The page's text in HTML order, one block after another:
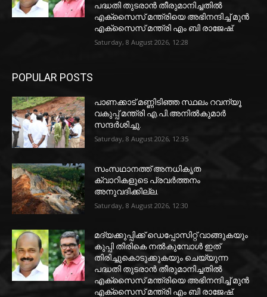
പദ്ധതി തുടരാന്‍ തീരുമാനിച്ചതില്‍
എക്‌സൈസ് മന്ത്രിയെ അഭിനന്ദിച്ച് മുന്‍
എക്‌സൈസ് മന്ത്രി എം ബി രാജേഷ്.
Saturday, 8 August 2026, 12:28
POPULAR POSTS
പാണക്കാട് മണ്ണിടിഞ്ഞ സ്ഥലം റവന്യൂ
വകുപ്പ് മന്ത്രി എ.പി.അനിൽകുമാർ
സന്ദർശിച്ചു.
Saturday, 8 August 2026, 12:35
സംസഥാനത്ത് അനധികൃത
ക്വാറികളുടെ പ്രവര്‍ത്തനം
അനുവദിക്കില്ല.
Saturday, 8 August 2026, 12:30
മദ്യക്കുപ്പിക്ക് ഡെപ്പോസിറ്റ് വാങ്ങുകയും
കുപ്പി തിരികെ നല്‍കുമ്പോള്‍ ഇത്
തിരിച്ചുകൊടുക്കുകയും ചെയ്യുന്ന
പദ്ധതി തുടരാന്‍ തീരുമാനിച്ചതില്‍
എക്‌സൈസ് മന്ത്രിയെ അഭിനന്ദിച്ച് മുന്‍
എക്‌സൈസ് മന്ത്രി എം ബി രാജേഷ്.